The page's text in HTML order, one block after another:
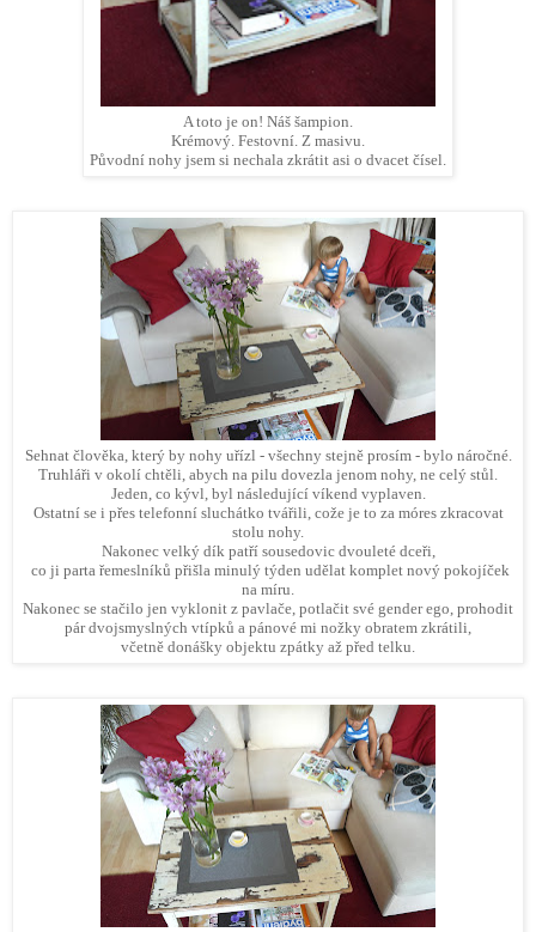
A toto je on! Náš šampion.
Krémový. Festovní. Z masivu.
Původní nohy jsem si nechala zkrátit asi o dvacet čísel.
Sehnat člověka, který by nohy uřízl - všechny stejně prosím - bylo náročné.
Truhláři v okolí chtěli, abych na pilu dovezla jenom nohy, ne celý stůl.
Jeden, co kývl, byl následující víkend vyplaven.
Ostatní se i přes telefonní sluchátko tvářili, cože je to za móres zkracovat
stolu nohy.
Nakonec velký dík patří sousedovic dvouleté dceři,
co ji parta řemeslníků přišla minulý týden udělat komplet nový pokojíček
na míru.
Nakonec se stačilo jen vyklonit z pavlače, potlačit své gender ego, prohodit
pár dvojsmyslných vtípků a pánové mi nožky obratem zkrátili,
včetně donášky objektu zpátky až před telku.